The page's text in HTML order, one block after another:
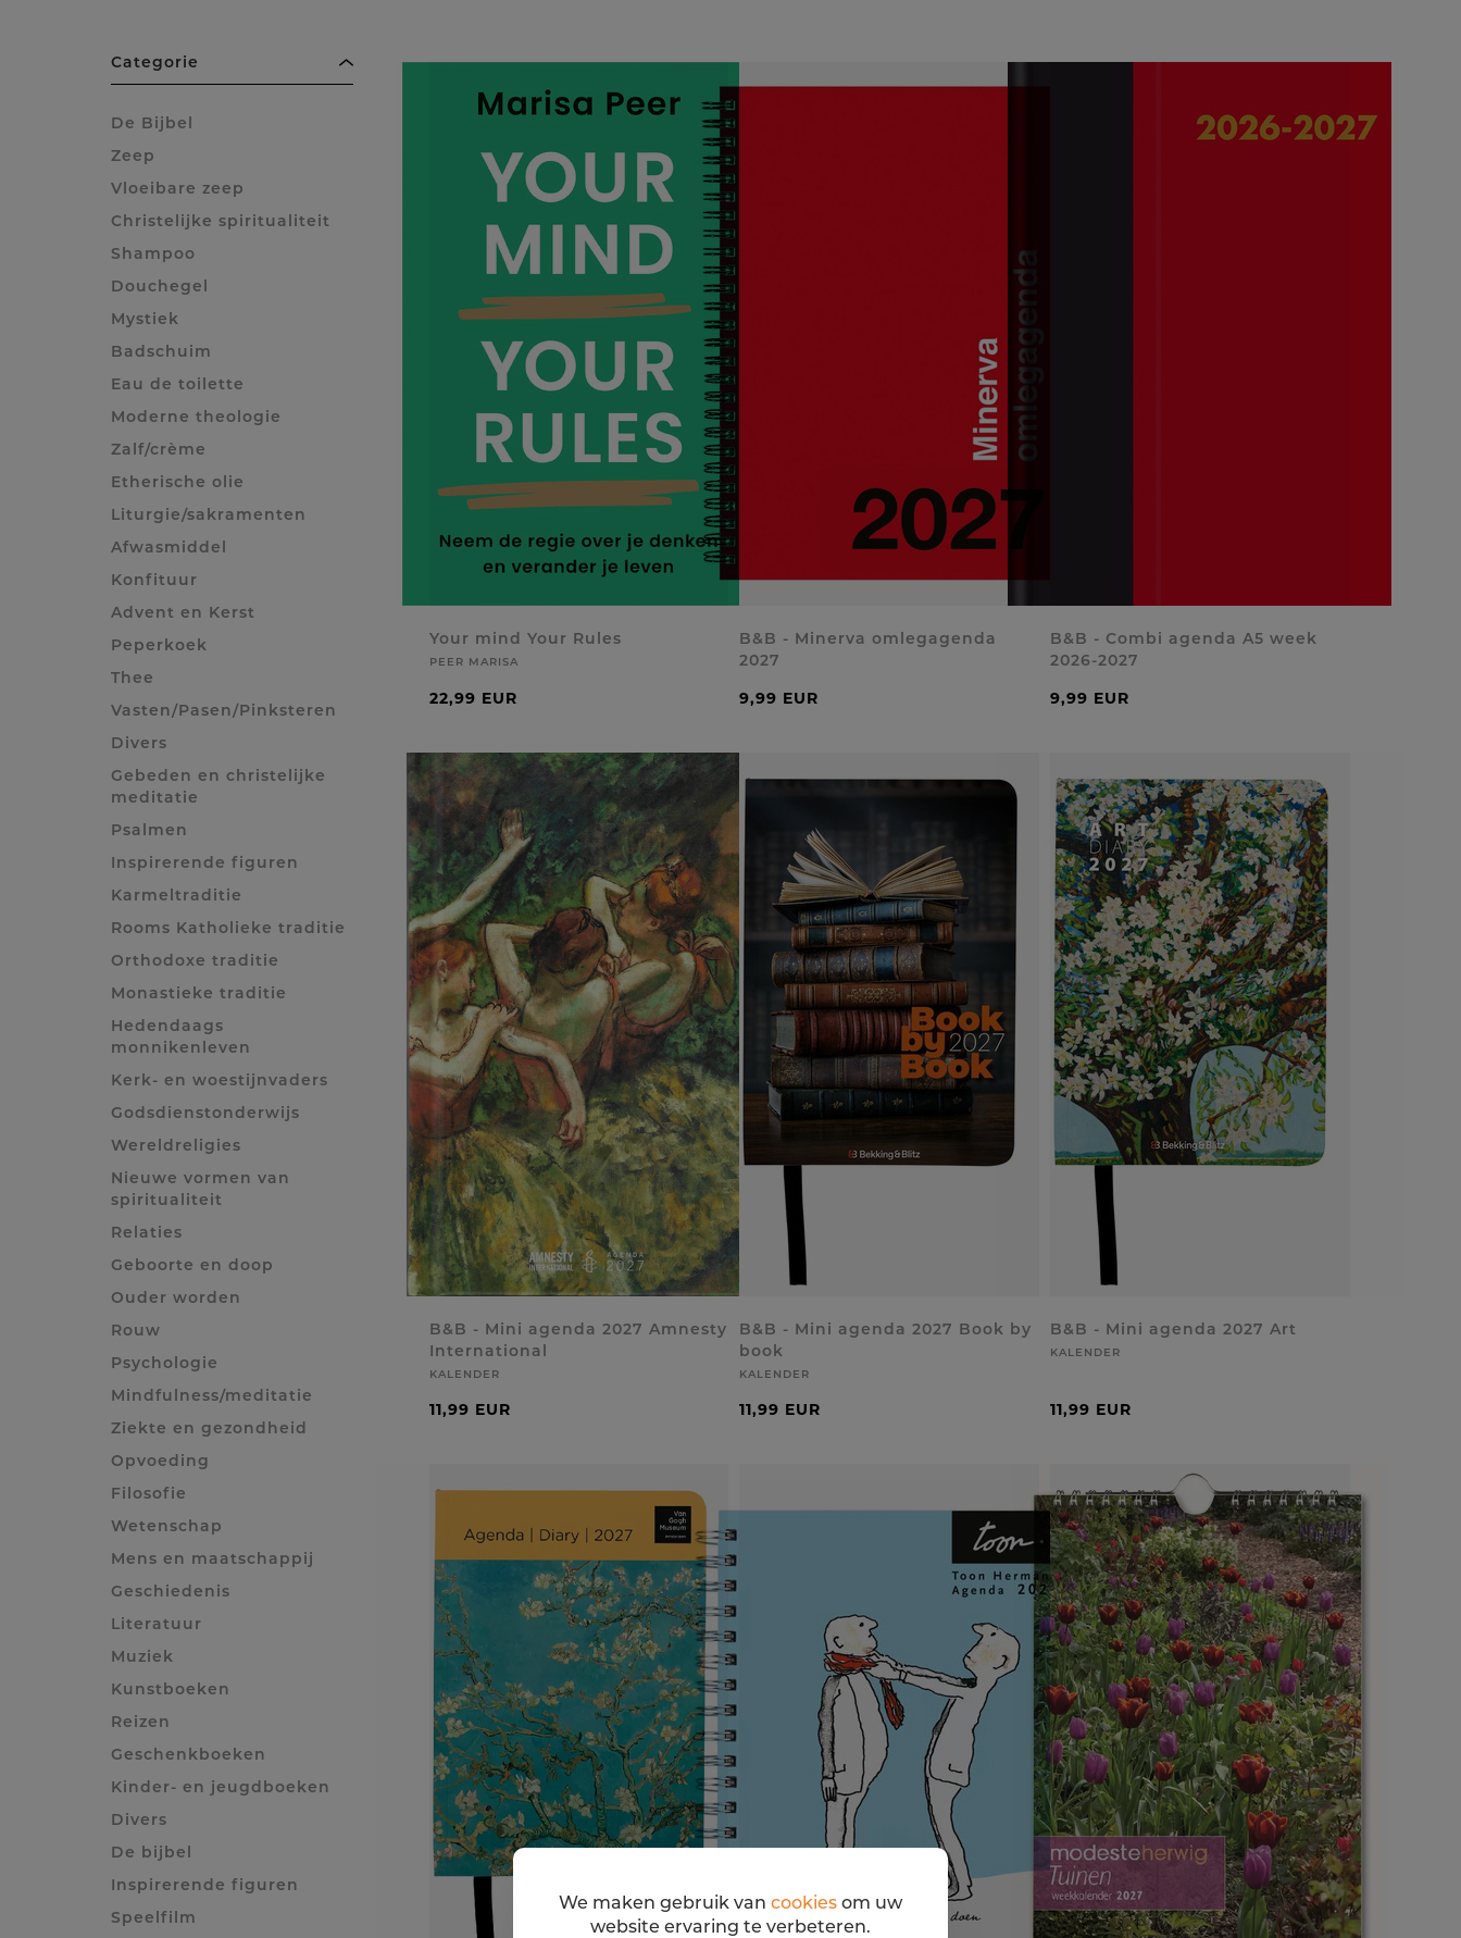
Categorie
De Bijbel
Zeep
Vloeibare zeep
Christelijke spiritualiteit
Shampoo
Douchegel
Mystiek
Badschuim
Eau de toilette
Moderne theologie
Zalf/crème
Etherische olie
Liturgie/sakramenten
Afwasmiddel
Konfituur
Advent en Kerst
Peperkoek
Thee
Vasten/Pasen/Pinksteren
Divers
Gebeden en christelijke
meditatie
Psalmen
Inspirerende figuren
Karmeltraditie
Rooms Katholieke traditie
Orthodoxe traditie
Monastieke traditie
Hedendaags
monnikenleven
Kerk- en woestijnvaders
Godsdienstonderwijs
Wereldreligies
Nieuwe vormen van
spiritualiteit
Relaties
Geboorte en doop
Ouder worden
Rouw
Psychologie
Mindfulness/meditatie
Ziekte en gezondheid
Opvoeding
Filosofie
Wetenschap
Mens en maatschappij
Geschiedenis
Literatuur
Muziek
Kunstboeken
Reizen
Geschenkboeken
Kinder- en jeugdboeken
Divers
De bijbel
Inspirerende figuren
Speelfilm
Your mind Your Rules
PEER MARISA
22,99 EUR
B&B - Minerva omlegagenda
2027
9,99 EUR
B&B - Combi agenda A5 week
2026-2027
9,99 EUR
B&B - Mini agenda 2027 Amnesty
International
KALENDER
11,99 EUR
B&B - Mini agenda 2027 Book by
book
KALENDER
11,99 EUR
B&B - Mini agenda 2027 Art
KALENDER
11,99 EUR
We maken gebruik van cookies om uw
website ervaring te verbeteren.